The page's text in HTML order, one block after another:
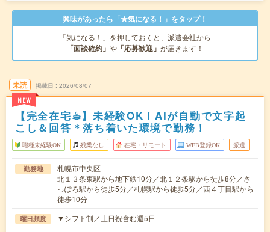
興味があったら「★気になる！」をタップ！
「気になる！」を押しておくと、派遣会社から
「面談確約」 や 「応募歓迎」 が届きます！
未読
NEW
掲載日 2026/08/07
【完全在宅☕︎】未経験OK！AIが自動で文字起
こし＆回答＊落ち着いた環境で勤務！
職種未経験OK 残業なし 在宅・リモート WEB登録OK 派遣
勤務地
札幌市中央区
北１３条東駅から地下鉄10分／北１２条駅から徒歩8分／さ
っぽろ駅から徒歩5分／札幌駅から徒歩5分／西４丁目駅から
徒歩10分
曜日頻度 ▼シフト制／土日祝含む週5日